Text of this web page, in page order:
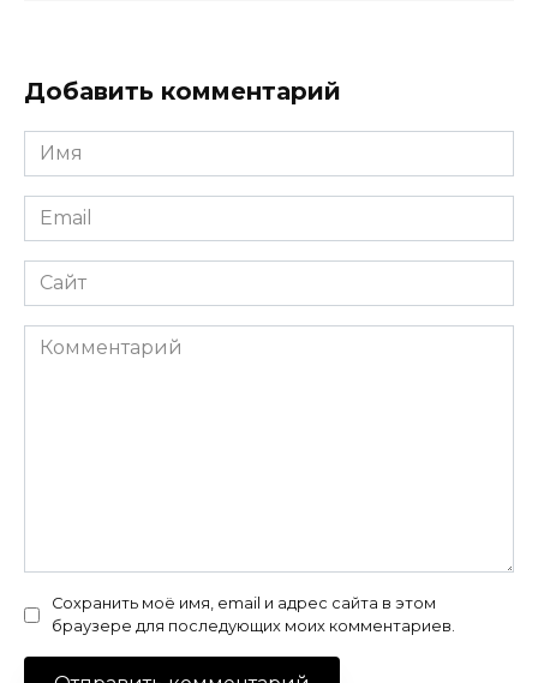
Добавить комментарий
Имя
*
Email
*
Сайт
Комментарий
Сохранить моё имя, email и адрес сайта в этом
браузере для последующих моих комментариев.